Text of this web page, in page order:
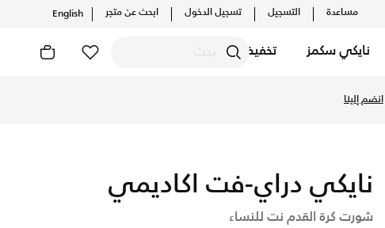
مساعدة التسجيل تسجيل الدخول ابحث عن متجر English
نايكي سكمز تخفيضات
انضم إلينا
نايكي دراي-فت اكاديمي
شورت كرة القدم نت للنساء